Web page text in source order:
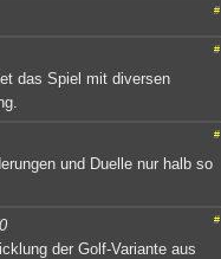
#
#
das Spiel mit diversen
#
und Duelle nur halb so
#
der Golf-Variante aus